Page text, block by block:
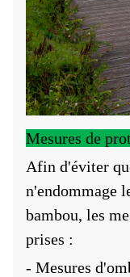
Mesures de
Afin d'éviter
n'endommage
bambou, les
prises :
- Mesures